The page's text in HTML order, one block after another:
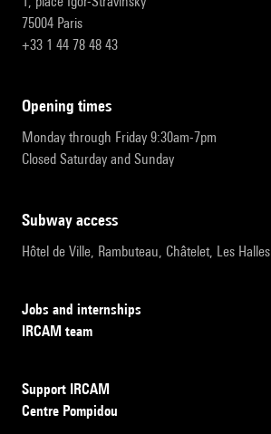
75004 Paris
+33 1 44 78 48 43
opening times
Monday through Friday 9:30am-7pm
Closed Saturday and Sunday
subway access
Hôtel de Ville, Rambuteau, Châtelet, Les Halles
Jobs and internships
IRCAM team
Support IRCAM
Centre Pompidou